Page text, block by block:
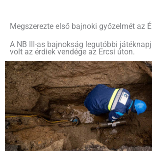
Megszerezte első bajnoki győzelmét az
A NB III-as bajnokság legutóbbi
volt az érdiek vendége az Ercsi úton.